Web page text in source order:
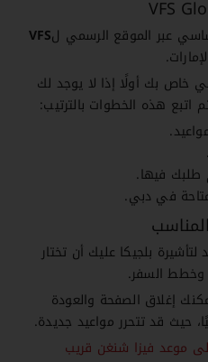
عبر الموقع الرسمي لVFS
بك أولًا إذا لا يوجد لك
هذه الخطوات بالترتيب:
طلبك فيها.
في دبي.
بلجيكا عليك أن تختار
وخطط السفر.
إغلاق الصفحة والعودة
حيث قد تتحرر مواعيد جديدة.
موعد فيزا شنغن قريب